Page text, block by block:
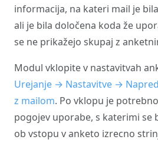
informacija, na kateri mail je
ali je bila določena koda že
se ne prikažejo skupaj z
Modul vklopite v nastavitvah
Urejanje → Nastavitve →
z mailom. Po vklopu je
pogojev uporabe, s katerimi
ob vstopu v anketo izrecno